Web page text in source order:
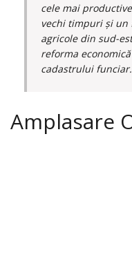
cele mai
vechi timpuri și
agricole din sud-
reforma
cadastrului funciar.
Amplasare